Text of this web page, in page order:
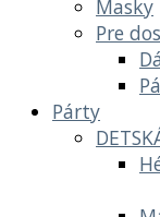
Masky
Pre
Párty